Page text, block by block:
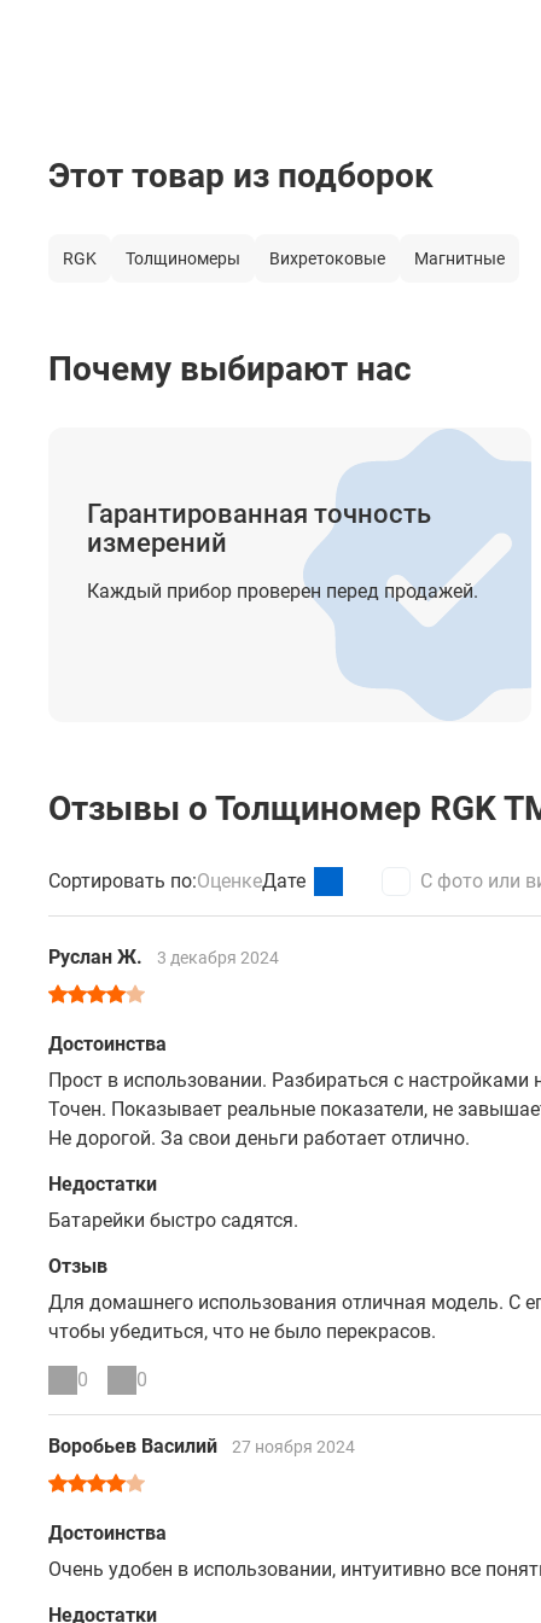
Этот товар из подборок
RGK Толщиномеры Вихретоковые Магнитные
Почему выбирают нас
Гарантированная точность
измерений
Каждый прибор проверен перед продажей.
Отзывы о Толщиномер RGK
Сортировать по:ОценкеДате С фото или
Руслан Ж. 3 декабря 2024
Достоинства
Прост в использовании. Разбираться с настройками
Точен. Показывает реальные показатели, не
Не дорогой. За свои деньги работает отлично.
Недостатки
Батарейки быстро садятся.
Отзыв
Для домашнего использования отличная модель. С
чтобы убедиться, что не было перекрасов.
0 0
Воробьев Василий 27 ноября 2024
Достоинства
Очень удобен в использовании, интуитивно все
Недостатки